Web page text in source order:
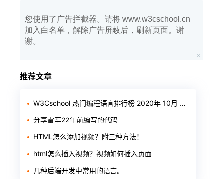
您使用了广告拦截器。请将 www.w3cschool.cn
加入白名单，解除广告屏蔽后，刷新页面。谢
谢。
推荐文章
W3Cschool 热门编程语言排行榜 2020年 10月 TOP10
分享雷军22年前编写的代码
HTML怎么添加视频？附三种方法！
html怎么插入视频？视频如何插入页面
几种后端开发中常用的语言。